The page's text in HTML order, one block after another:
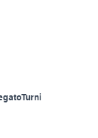
Turni